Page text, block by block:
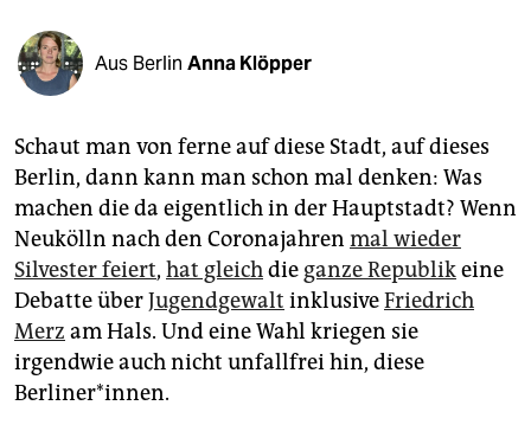
veranstaltungen
shop
unterstützen
abo
genossenschaft
epaper login
Aus Berlin Anna Klöpper
Schaut man von ferne auf diese Stadt, auf dieses
Berlin, dann kann man schon mal denken: Was
machen die da eigentlich in der Hauptstadt? Wenn
Neukölln nach den Coronajahren mal wieder
Silvester feiert, hat gleichdie ganze Republikeine
Debatte überJugendgewalt inklusiveFriedrich
Merz am Hals. Und eine Wahl kriegen sie
irgendwie auch nicht unfallfrei hin, diese
Berliner*innen.